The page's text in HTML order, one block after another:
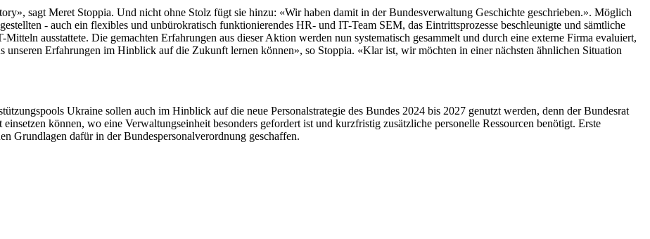
sagt Meret Stoppia. Und nicht ohne Stolz fügt sie hinzu: «Wir haben damit in der Bundesverwaltung Geschichte geschrieben.». Möglich
- auch ein flexibles und unbürokratisch funktionierendes HR- und IT-Team SEM, das Eintrittsprozesse beschleunigte und sämtliche
ausstattete. Die gemachten Erfahrungen aus dieser Aktion werden nun systematisch gesammelt und durch eine externe Firma evaluiert,
unseren Erfahrungen im Hinblick auf die Zukunft lernen können», so Stoppia. «Klar ist, wir möchten in einer nächsten ähnlichen Situation
Ukraine sollen auch im Hinblick auf die neue Personalstrategie des Bundes 2024 bis 2027 genutzt werden, denn der Bundesrat
können, wo eine Verwaltungseinheit besonders gefordert ist und kurzfristig zusätzliche personelle Ressourcen benötigt. Erste
Grundlagen dafür in der Bundespersonalverordnung geschaffen.